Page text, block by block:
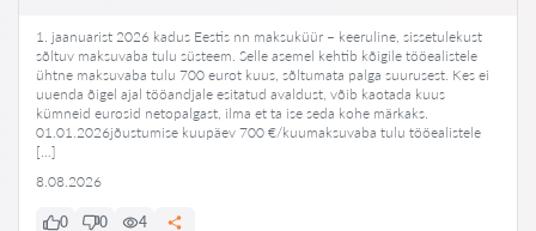
1. jaanuarist 2026 kadus Eestis nn maksuküür – keeruline, sissetulekust
sõltuv maksuvaba tulu süsteem. Selle asemel kehtib kõigile tööealistele
ühtne maksuvaba tulu 700 eurot kuus, sõltumata palga suurusest. Kes ei
uuenda õigel ajal tööandjale esitatud avaldust, võib kaotada kuus
kümneid eurosid netopalgast, ilma et ta ise seda kohe märkaks.
01.01.2026jõustumise kuupäev 700 €/kuumaksuvaba tulu tööealistele
[…]
8.08.2026
0 0 4